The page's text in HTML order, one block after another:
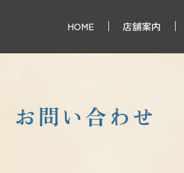
HOME 店舗案内
お問い合わせ